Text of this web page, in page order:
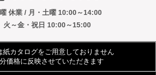
休業 / 月・土曜 10:00～14:00
火～金・祝日 10:00～15:00
紙カタログをご用意しておりません
価格に反映させていただきます